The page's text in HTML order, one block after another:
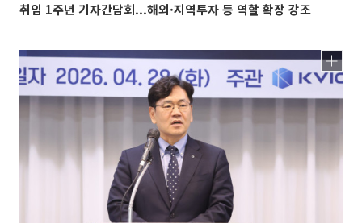
취임 1주년 기자간담회...해외·지역투자 등 역할 확장 강조